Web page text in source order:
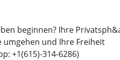
beginnen? Ihre
und Ihre Freiheit
+1(615)-314-6286)